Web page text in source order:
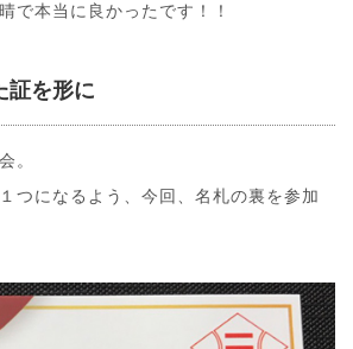
で本当に良かったです！！
証を形に
。
つになるよう、今回、名札の裏を参加